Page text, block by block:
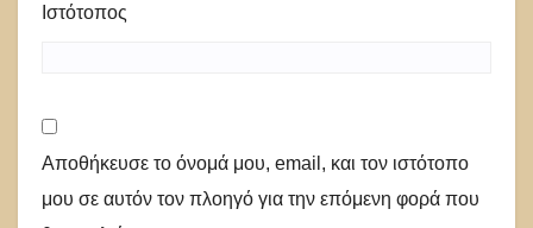
Ιστότοπος
Αποθήκευσε το όνομά μου, email, και τον ιστότοπο
μου σε αυτόν τον πλοηγό για την επόμενη φορά που